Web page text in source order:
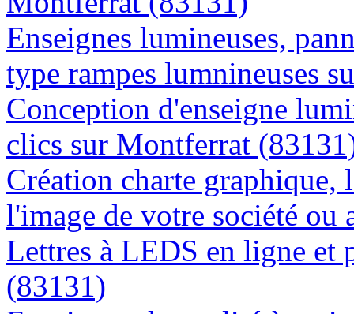
Enseignes lumineuses,
type rampes lumnineuses
Conception d'enseigne
clics sur Montferrat
Création charte graphique,
l'image de votre société
Lettres à LEDS en ligne et
(83131)